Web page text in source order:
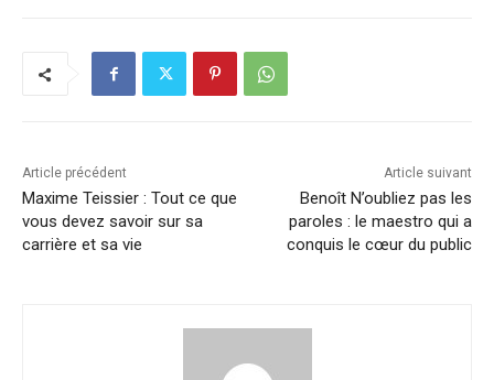
Article précédent
Maxime Teissier : Tout ce que
vous devez savoir sur sa
carrière et sa vie
Article suivant
Benoît N’oubliez pas les
paroles : le maestro qui a
conquis le cœur du public